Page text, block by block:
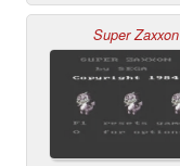
Super Zaxxon